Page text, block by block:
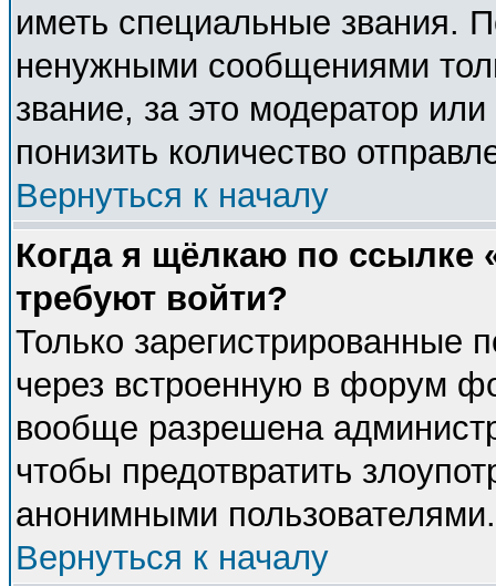
иметь специальные звания.
ненужными сообщениями
звание, за это модератор
понизить количество
Вернуться к началу
Когда я щёлкаю по ссылке
требуют войти?
Только зарегистрированные
через встроенную в форум
вообще разрешена
чтобы предотвратить
анонимными пользователями.
Вернуться к началу